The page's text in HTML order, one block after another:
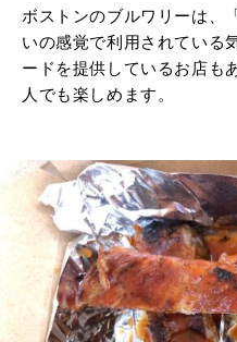
ボストンのブルワリーは、
いの感覚で利用されている
ードを提供しているお店も
人でも楽しめます。